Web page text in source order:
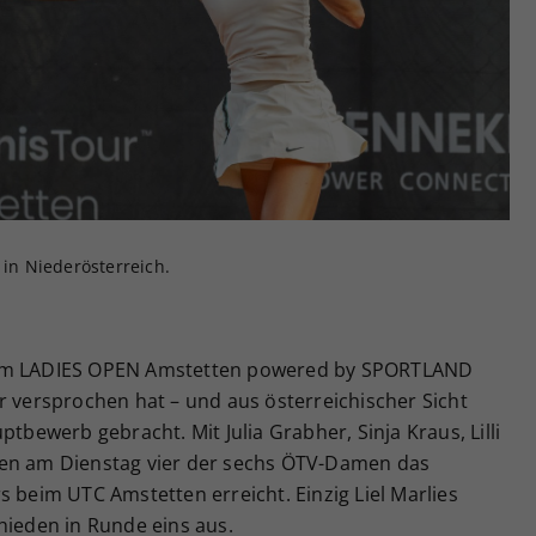
Niederösterreich.
OPEN Amstetten powered by SPORTLAND
hat – und aus österreichischer Sicht
gebracht. Mit Julia Grabher, Sinja Kraus, Lilli
am Dienstag vier der sechs ÖTV-Damen das
beim UTC Amstetten erreicht. Einzig Liel Marlies
in Runde eins aus.
Ihrer vorgenommen Einstellungen, falls der
Webseiten-Betreiber dies eingestellt hat.